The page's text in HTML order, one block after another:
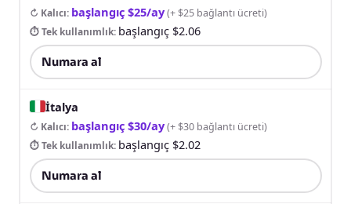
↻ Kalıcı: başlangıç $25/ay(+ $25 bağlantı ücreti)
⏱ Tek kullanımlık: başlangıç $2.06
Numara al
İtalya
↻ Kalıcı: başlangıç $30/ay(+ $30 bağlantı ücreti)
⏱ Tek kullanımlık: başlangıç $2.02
Numara al